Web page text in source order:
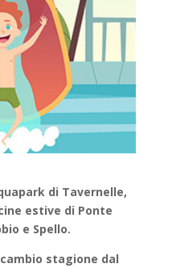
di Tavernelle,
estive di Ponte
e Spello.
stagione dal